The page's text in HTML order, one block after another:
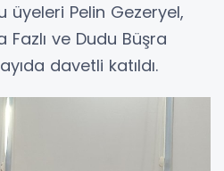
üyeleri Pelin Gezeryel,
Fazlı ve Dudu Büşra
davetli katıldı.